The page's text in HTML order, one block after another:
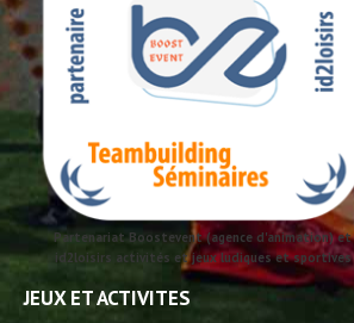
Partenariat Boostevent (agence d'animation) et
id2loisirs activités et jeux ludiques et sportives
JEUX ET ACTIVITES